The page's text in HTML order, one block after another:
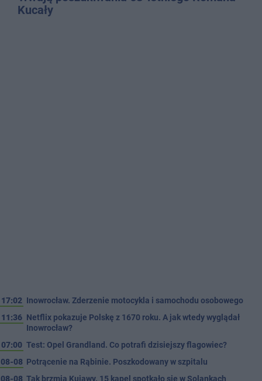
Kucały
17:02 Inowrocław. Zderzenie motocykla i samochodu osobowego
11:36 Netflix pokazuje Polskę z 1670 roku. A jak wtedy wyglądał
Inowrocław?
07:00 Test: Opel Grandland. Co potrafi dzisiejszy flagowiec?
08-08 Potrącenie na Rąbinie. Poszkodowany w szpitalu
08-08 Tak brzmią Kujawy. 15 kapel spotkało się w Solankach